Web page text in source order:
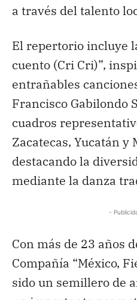
a través del talento
El repertorio incluye
cuento (Cri Cri)”,
entrañables
Francisco Gabilondo
cuadros
Zacatecas, Yucatán y
destacando la
mediante la danza
-
Con más de 23 años
Compañía “México,
sido un semillero de